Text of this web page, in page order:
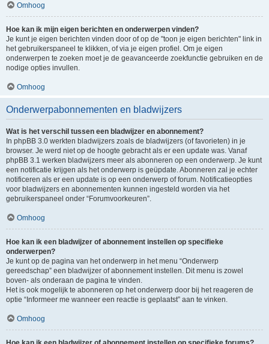
Omhoog
Hoe kan ik mijn eigen berichten en onderwerpen vinden?
Je kunt je eigen berichten vinden door of op de "toon je eigen berichten" link in
het gebruikerspaneel te klikken, of via je eigen profiel. Om je eigen
onderwerpen te zoeken moet je de geavanceerde zoekfunctie gebruiken en de
nodige opties invullen.
Omhoog
Onderwerpabonnementen en bladwijzers
Wat is het verschil tussen een bladwijzer en abonnement?
In phpBB 3.0 werkten bladwijzers zoals de bladwijzers (of favorieten) in je
browser. Je werd niet op de hoogte gebracht als er een update was. Vanaf
phpBB 3.1 werken bladwijzers meer als abonneren op een onderwerp. Je kunt
een notificatie krijgen als het onderwerp is geüpdate. Abonneren zal je echter
notificeren als er een update is op een onderwerp of forum. Notificatieopties
voor bladwijzers en abonnementen kunnen ingesteld worden via het
gebruikerspaneel onder “Forumvoorkeuren”.
Omhoog
Hoe kan ik een bladwijzer of abonnement instellen op specifieke
onderwerpen?
Je kunt op de pagina van het onderwerp in het menu “Onderwerp
gereedschap” een bladwijzer of abonnement instellen. Dit menu is zowel
boven- als onderaan de pagina te vinden.
Het is ook mogelijk te abonneren op het onderwerp door bij het reageren de
optie “Informeer me wanneer een reactie is geplaatst” aan te vinken.
Omhoog